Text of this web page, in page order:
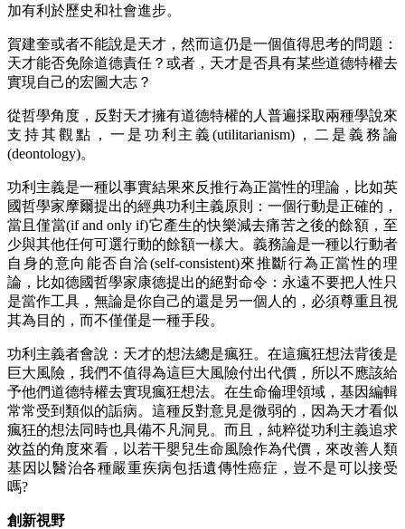
加有利於歷史和社會進步。
賀建奎或者不能說是天才，然而這仍是一個值得思考的問題：
天才能否免除道德責任？或者，天才是否具有某些道德特權去
實現自己的宏圖大志？
從哲學角度，反對天才擁有道德特權的人普遍採取兩種學說來
支持其觀點，一是功利主義(utilitarianism)，二是義務論
(deontology)。
功利主義是一種以事實結果來反推行為正當性的理論，比如英
國哲學家摩爾提出的經典功利主義原則：一個行動是正確的，
當且僅當(if and only if)它產生的快樂減去痛苦之後的餘額，至
少與其他任何可選行動的餘額一樣大。義務論是一種以行動者
自身的意向能否自洽(self-consistent)來推斷行為正當性的理
論，比如德國哲學家康德提出的絕對命令：永遠不要把人性只
是當作工具，無論是你自己的還是另一個人的，必須尊重且視
其為目的，而不僅僅是一種手段。
功利主義者會說：天才的想法總是瘋狂。在這瘋狂想法背後是
巨大風險，我們不值得為這巨大風險付出代價，所以不應該給
予他們道德特權去實現瘋狂想法。在生命倫理領域，基因編輯
常常受到類似的詬病。這種反對意見是微弱的，因為天才看似
瘋狂的想法同時也具備不凡洞見。而且，純粹從功利主義追求
效益的角度來看，以若干嬰兒生命風險作為代價，來改善人類
基因以醫治各種嚴重疾病包括遺傳性癌症，豈不是可以接受
嗎?
創新視野